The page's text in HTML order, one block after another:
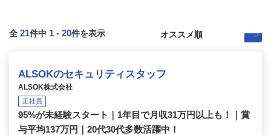
全 21件中 1 - 20件を表示
ALSOKのセキュリティスタッフ
ALSOK株式会社
正社員
95%が未経験スタート｜1年目で月収31万円以上も！｜賞
与平均137万円｜20代30代多数活躍中！